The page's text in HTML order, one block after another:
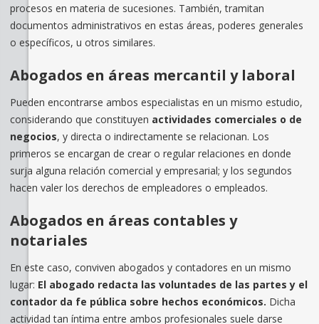
procesos en materia de sucesiones. También, tramitan
documentos administrativos en estas áreas, poderes generales
o específicos, u otros similares.
Abogados en áreas mercantil y laboral
Pueden encontrarse ambos especialistas en un mismo estudio,
considerando que constituyen actividades comerciales o de
negocios, y directa o indirectamente se relacionan. Los
primeros se encargan de crear o regular relaciones en donde
surja alguna relación comercial y empresarial; y los segundos
hacen valer los derechos de empleadores o empleados.
Abogados en áreas contables y
notariales
En este caso, conviven abogados y contadores en un mismo
lugar: El abogado redacta las voluntades de las partes y el
contador da fe pública sobre hechos económicos. Dicha
actividad tan íntima entre ambos profesionales suele darse